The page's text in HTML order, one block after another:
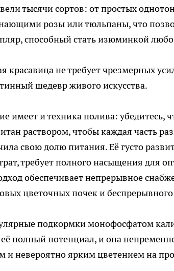
тысячи сортов: от простых
розы или тюльпаны, что
способный стать изюминкой
красавица не требует чрезмерных
шедевр живого искусства.
имеет и техника полива: убедитесь,
раствором, чтобы каждая часть
свою долю питания. Её густо
требует полного насыщения для
обеспечивает непрерывное
цветочных почек и
подкормки монофосфатом
полный потенциал, и она
и невероятно ярким цветением на